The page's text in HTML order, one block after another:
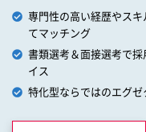
専門性の高い経歴やス
てマッチング
書類選考＆面接選考で
イス
特化型ならではのエグ